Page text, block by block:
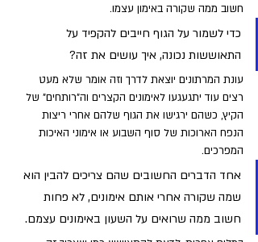
חשוב ממה שקורה באימון עצמו.
כדי לשמור על הגוף חייבים להקפיד על
התאוששות נכונה, איך עושים את זה?
עונת המרתונים יוצאת לדרך וזה אומר שלא מעט
רצים עוד יתגעגעו לאימונים הקצרים וה"רותחים" של
הקיץ, כשהם ירגישו את הגוף שלהם אחרי ריצות
הנפח הארוכות של סוף השבוע או אימוני האיכות
המפרכים.
אחד הדברים החשובים שהם צריכים להבין הוא
שמה שקורה אחרי אותם אימונים, לא פחות
חשוב ממה שרואים על השעון באימונים עצמם.